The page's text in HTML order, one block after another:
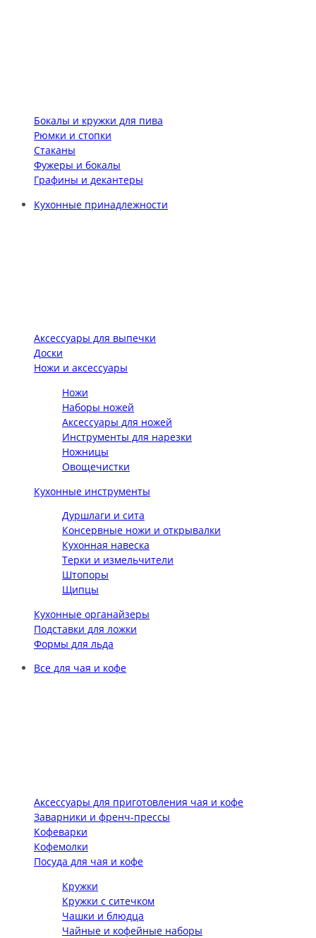
Бокалы и кружки для пива
Рюмки и стопки
Стаканы
Фужеры и бокалы
Графины и декантеры
Кухонные принадлежности
Аксессуары для выпечки
Доски
Ножи и аксессуары
Ножи
Наборы ножей
Аксессуары для ножей
Инструменты для нарезки
Ножницы
Овощечистки
Кухонные инструменты
Дуршлаги и сита
Консервные ножи и открывалки
Кухонная навеска
Терки и измельчители
Штопоры
Щипцы
Кухонные органайзеры
Подставки для ложки
Формы для льда
Все для чая и кофе
Аксессуары для приготовления чая и кофе
Заварники и френч-прессы
Кофеварки
Кофемолки
Посуда для чая и кофе
Кружки
Кружки с ситечком
Чашки и блюдца
Чайные и кофейные наборы